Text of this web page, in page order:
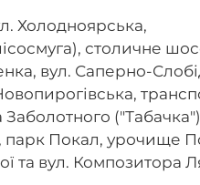
Холодноярська,
столичне
вул. Саперно-
Заболотного
парк Покал, урочище
та вул. Композитора